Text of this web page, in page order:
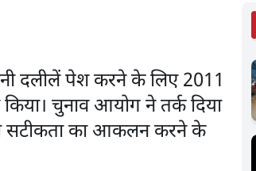
दलीलें पेश करने के लिए 2011
चुनाव आयोग ने तर्क दिया
सटीकता का आकलन करने के